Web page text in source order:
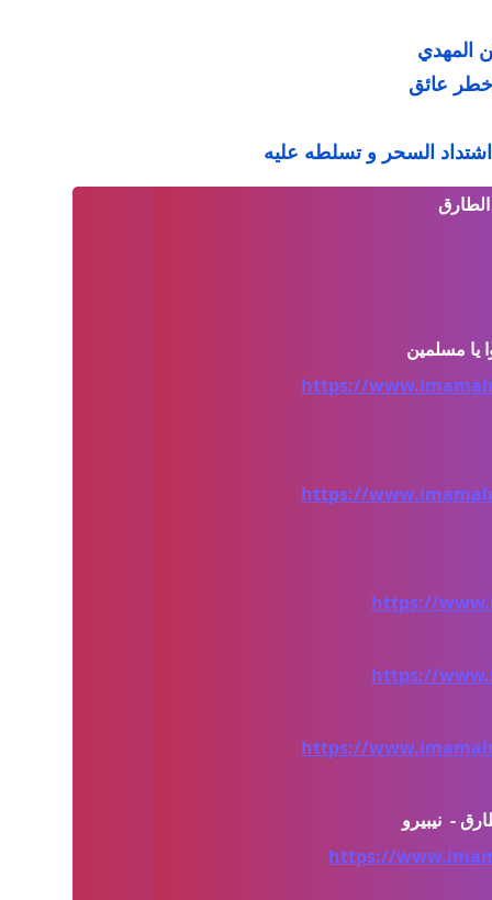
المهدي
عائق
اشتداد السحر و تسلطه عليه
https://
https://
https://
https://
https://
https://